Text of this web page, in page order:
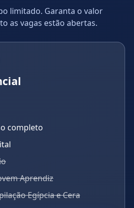
limitado. Garanta o valor
as vagas estão abertas.
completo
Aprendiz
Egípcia e Cera